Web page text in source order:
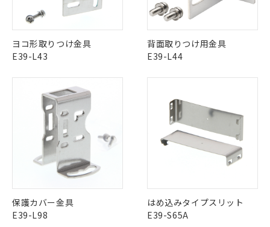
ヨコ形取りつけ金具
E39-L43
背面取りつけ用金具
E39-L44
保護カバー金具
E39-L98
はめ込みタイプスリット
E39-S65A
ください。
在庫状況および標準価格結果を当社の
示しないようお願いします。
マイパーツ機能（部品リスト作成サー
メンバーズにご登録されている必要が
あります。
お客様が当ウェブサイト上で当社にご
登録された部品リストについて、当社
および当社の共同利用者が、当社の製
品・サービスに関するお客様との取
引・商談に必要な範囲で利用すること
をご了承ください。
※当社の共同利用者とは、"個人情報
の共同利用に関して"
の「1.共同利
用者の範囲」に記載されている法人を
※2 対応予定月
部品在庫の切り替え状況などにより、予定
※3 非含有証明書ダウンロード
下記の非含有証明書をダウンロードするこ
とができます。
EU RoHS指令（10物質）の非含有証明書
※本証明書は発行日時点で非含有を証明す
るもので、過去に遡って非含有を証明する
※2 環境保護使用期限
「ｅ」：有害物質（10物質）のすべてが基
準値以下であることを示します。
「10」：通常の使用状況下において有害物
及ぼさない年数を意味します。
「－」：未確認です。当社販売部門へお問
い合わせください。
使用いたしません。
当社は、貴社製品を第三者に販売する
場合は、上記1、2および3の内容を当
該第三者に通知します。また当社は、
販売先および販売に係わる関係者が違
り引きをいたしません。
合意する
たはお客様担当のオムロン制御
機器販売店・当社販売員にご確
認ください)
白
受注生産機種、また在庫状況の
情報を公開していない機種